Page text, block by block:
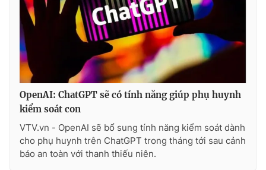
® Cấm sao chép dưới mọi hình thức nếu không có sự chấp
thuận bằng văn bản. Ghi rõ nguồn VTV.vn khi phát hành lại
thông tin từ website này.
OpenAI: ChatGPT sẽ có tính năng giúp phụ huynh
kiểm soát con
VTV.vn - OpenAI sẽ bổ sung tính năng kiểm soát dành
cho phụ huynh trên ChatGPT trong tháng tới sau cảnh
báo an toàn với thanh thiếu niên.